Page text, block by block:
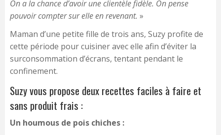
On a la chance d’avoir une clientèle fidèle. On pense
pouvoir compter sur elle en revenant. »
Maman d’une petite fille de trois ans, Suzy profite de
cette période pour cuisiner avec elle afin d’éviter la
surconsommation d’écrans, tentant pendant le
confinement.
Suzy vous propose deux recettes faciles à faire et
sans produit frais :
Un houmous de pois chiches :